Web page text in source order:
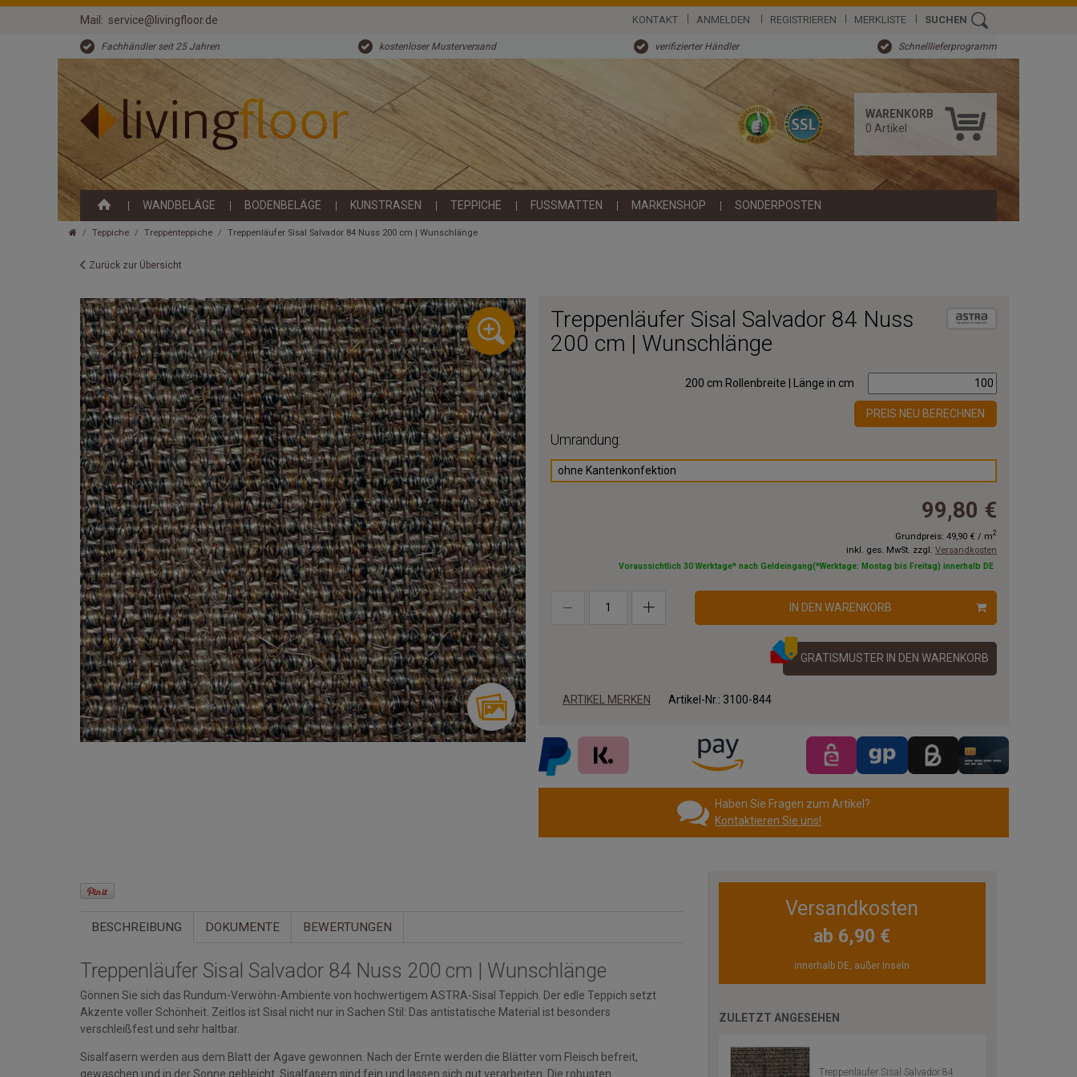
Mail: service@livingfloor.de KONTAKT ANMELDEN REGISTRIEREN MERKLISTE SUCHEN
Fachhändler seit 25 Jahren kostenloser Musterversand verifizierter Händler Schnelllieferprogramm
WARENKORB
0 Artikel
WANDBELÄGE BODENBELÄGE KUNSTRASEN TEPPICHE FUSSMATTEN MARKENSHOP SONDERPOSTEN
Teppiche Treppenteppiche Treppenläufer Sisal Salvador 84 Nuss 200 cm | Wunschlänge
Zurück zur Übersicht
Treppenläufer Sisal Salvador 84 Nuss
200 cm | Wunschlänge
200 cm Rollenbreite | Länge in cm
PREIS NEU BERECHNEN
Umrandung:
ohne Kantenkonfektion
99,80 €
Grundpreis: 49,90 € / m2
inkl. ges. MwSt. zzgl. Versandkosten
Voraussichtlich 30 Werktage* nach Geldeingang(*Werktage: Montag bis Freitag) innerhalb DE
IN DEN WARENKORB
GRATISMUSTER IN DEN WARENKORB
ARTIKEL MERKEN Artikel-Nr.: 3100-844
Haben Sie Fragen zum Artikel?
Kontaktieren Sie uns!
BESCHREIBUNG DOKUMENTE BEWERTUNGEN
Treppenläufer Sisal Salvador 84 Nuss 200 cm | Wunschlänge
Gönnen Sie sich das Rundum-Verwöhn-Ambiente von hochwertigem ASTRA-Sisal Teppich. Der edle Teppich setzt
Akzente voller Schönheit. Zeitlos ist Sisal nicht nur in Sachen Stil: Das antistatische Material ist besonders
verschleißfest und sehr haltbar.
Sisalfasern werden aus dem Blatt der Agave gewonnen. Nach der Ernte werden die Blätter vom Fleisch befreit,
gewaschen und in der Sonne gebleicht. Sisalfasern sind fein und lassen sich gut verarbeiten. Die robusten
Versandkosten
ab 6,90 €
innerhalb DE, außer Inseln
ZULETZT ANGESEHEN
Treppenläufer Sisal Salvador 84